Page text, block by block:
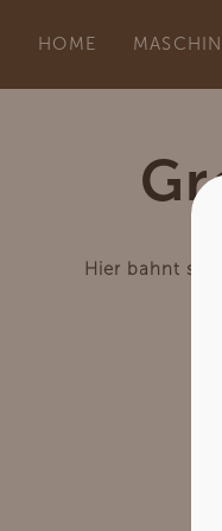
HOME
Hier bahnt